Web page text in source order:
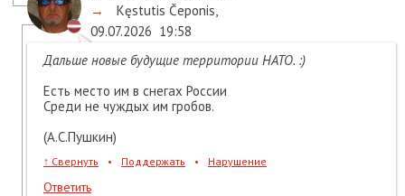
→
Kęstutis Čeponis,
09.07.2026 19:58
Дальше новые будущие территории НАТО. :)
Есть место им в снегах России
Среди не чуждых им гробов.
(А.С.Пушкин)
↑ Свернуть • Поддержать • Нарушение
Ответить